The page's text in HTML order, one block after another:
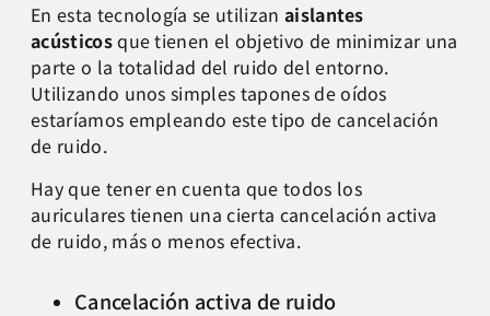
En esta tecnología se utilizan aislantes
acústicosque tienen el objetivo de minimizar una
parte o la totalidad del ruido del entorno.
Utilizando unos simples tapones de oídos
estaríamos empleando este tipo de cancelación
de ruido.
Hay que tener en cuenta que todos los
auriculares tienen una cierta cancelación activa
de ruido, más o menos efectiva.
Cancelación activa de ruido